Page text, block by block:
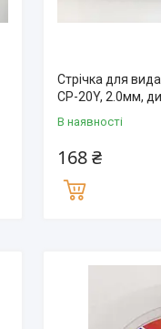
Стрічка для
CP-20Y, 2.0мм,
В наявності
168 ₴